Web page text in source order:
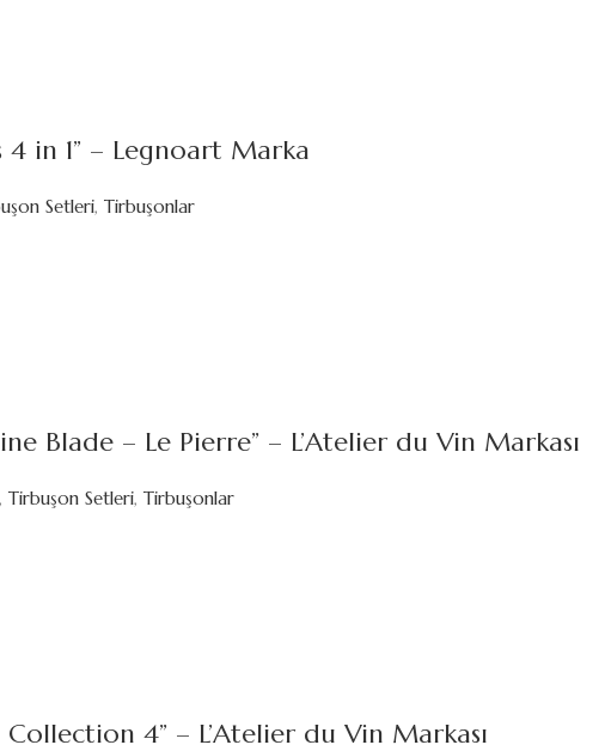
4 in 1” – Legnoart Marka
Setleri, Tirbuşonlar
Blade – Le Pierre” – L’Atelier du Vin Markası
, Tirbuşon Setleri, Tirbuşonlar
Collection 4” – L’Atelier du Vin Markası